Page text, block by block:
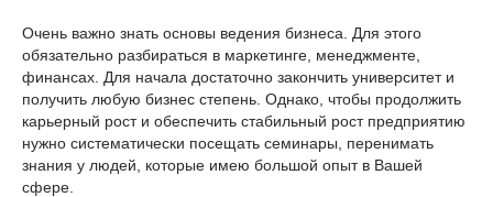
Очень важно знать основы ведения бизнеса. Для этого
обязательно разбираться в маркетинге, менеджменте,
финансах. Для начала достаточно закончить университет и
получить любую бизнес степень. Однако, чтобы продолжить
карьерный рост и обеспечить стабильный рост предприятию
нужно систематически посещать семинары, перенимать
знания у людей, которые имею большой опыт в Вашей
сфере.